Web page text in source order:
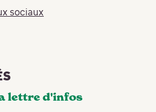
sociaux
lettre d'infos